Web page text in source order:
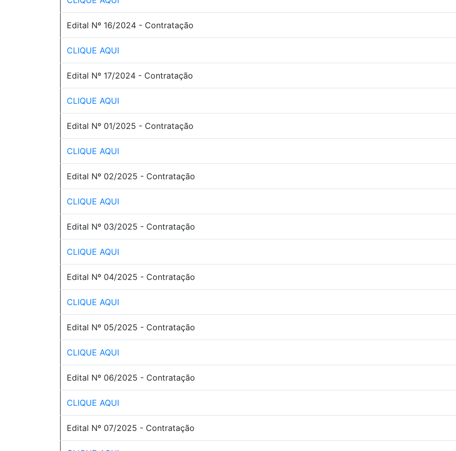
Edital Nº 16/2024 - Contratação
CLIQUE AQUI
Edital Nº 17/2024 - Contratação
CLIQUE AQUI
Edital Nº 01/2025 - Contratação
CLIQUE AQUI
Edital Nº 02/2025 - Contratação
CLIQUE AQUI
Edital Nº 03/2025 - Contratação
CLIQUE AQUI
Edital Nº 04/2025 - Contratação
CLIQUE AQUI
Edital Nº 05/2025 - Contratação
CLIQUE AQUI
Edital Nº 06/2025 - Contratação
CLIQUE AQUI
Edital Nº 07/2025 - Contratação